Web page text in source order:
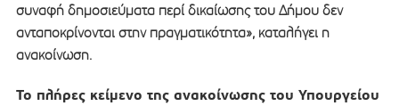
συναφή δημοσιεύματα περί δικαίωσης του Δήμου δεν
ανταποκρίνονται στην πραγματικότητα», καταλήγει η
ανακοίνωση.
Το πλήρες κείμενο της ανακοίνωσης του Υπουργείου